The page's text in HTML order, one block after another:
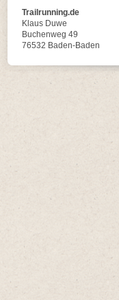
Trailrunning.de
Klaus Duwe
Buchenweg 49
76532 Baden-Baden